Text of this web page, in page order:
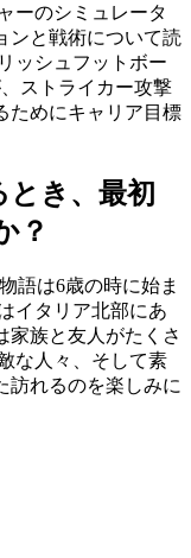
ーのシミュレータ
ンと戦術について読
ッシュフットボー
ストライカー攻撃
ためにキャリア目標
き、最初
？
語は6歳の時に始ま
イタリア北部にあ
家族と友人がたくさ
な人々、そして素
訪れるのを楽しみに